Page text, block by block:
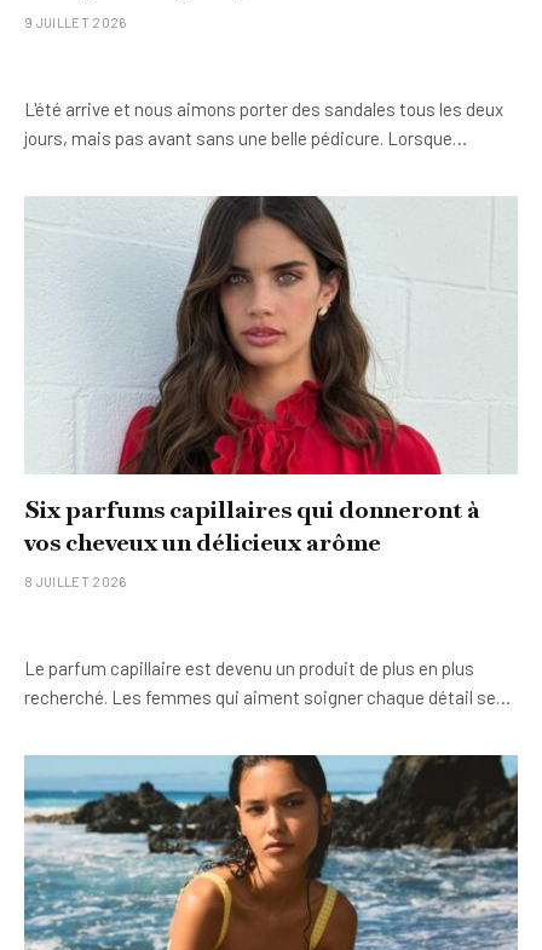
9 JUILLET 2026
L'été arrive et nous aimons porter des sandales tous les deux
jours, mais pas avant sans une belle pédicure. Lorsque…
Six parfums capillaires qui donneront à
vos cheveux un délicieux arôme
8 JUILLET 2026
Le parfum capillaire est devenu un produit de plus en plus
recherché. Les femmes qui aiment soigner chaque détail se…